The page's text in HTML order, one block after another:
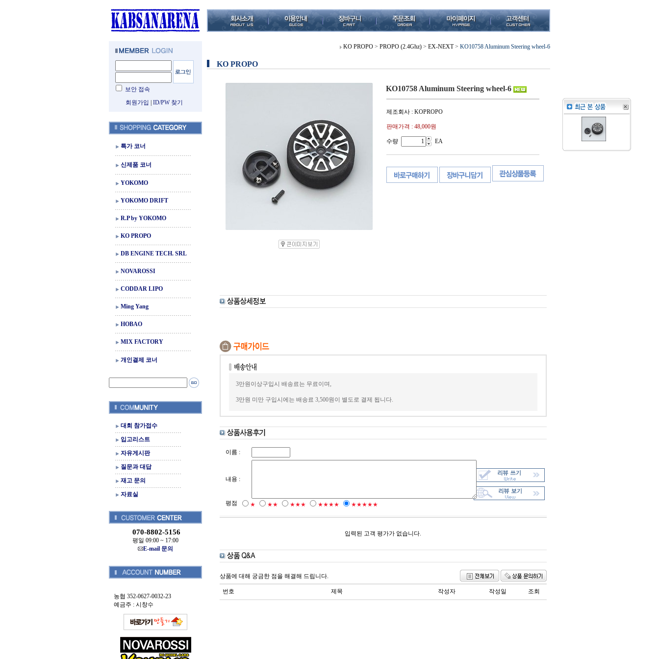
보안 접속
회원가입
ID/PW 찾기
특가 코너
신제품 코너
YOKOMO
YOKOMO DRIFT
R.P by YOKOMO
KO PROPO
DB ENGINE TECH. SRL
NOVAROSSI
CODDAR LIPO
Ming Yang
HOBAO
MIX FACTORY
개인결제 코너
대회 참가접수
입고리스트
자유게시판
질문과 대답
재고 문의
자료실
070-8802-5156
평일 09:00 ~ 17:00
E-mail 문의
농협 352-0627-0032-23
예금주 : 시창수
KO PROPO > PROPO (2.4Ghz) > EX-NEXT > KO10758 Aluminum Steering wheel-6
KO PROPO
KO10758 Aluminum Steering wheel-6
제조회사 : KOPROPO
판매가격 : 48,000원
수량 EA
3만원이상구입시 배송료는 무료이며,
3만원 미만 구입시에는 배송료 3,500원이 별도로 결제 됩니다.
이름 :
내용 :
평점 ★ ★★ ★★★ ★★★★ ★★★★★
입력된 고객 평가가 없습니다.
상품에 대해 궁금한 점을 해결해 드립니다.
번호 제목 작성자 작성일 조회